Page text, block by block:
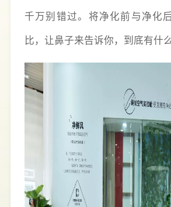
千万别错过。将净化前与净化
比，让鼻子来告诉你，到底有什